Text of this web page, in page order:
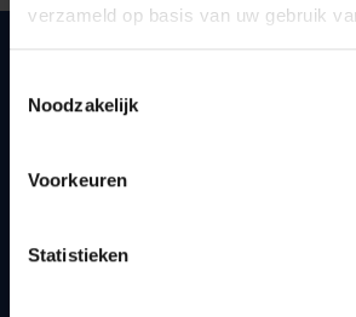
verzameld op basis van uw gebruik
Noodzakelijk
Voorkeuren
Statistieken
Quick links
How to get to the VUB